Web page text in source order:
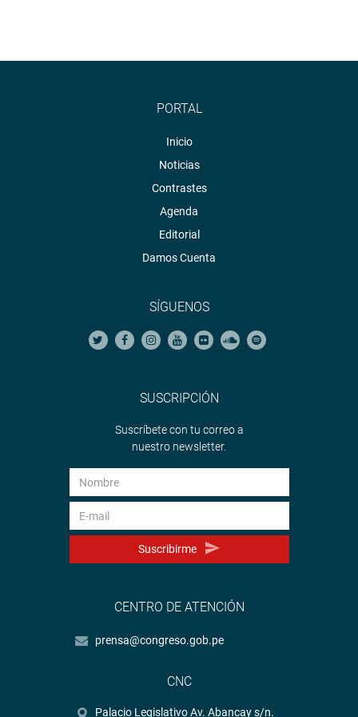
Puede encontrar más información en nuestra página web
http://www.congreso.gob.pe/
https://goo.gl/iMywRR
https://goo.gl/VBXBNk
goo.gl/hMwTg1
PORTAL
Inicio
Noticias
Contrastes
Agenda
Editorial
Damos Cuenta
SÍGUENOS
SUSCRIPCIÓN
Suscríbete con tu correo a
nuestro newsletter.
Suscribirme
CENTRO DE ATENCIÓN
prensa@congreso.gob.pe
CNC
Palacio Legislativo Av. Abancay s/n.